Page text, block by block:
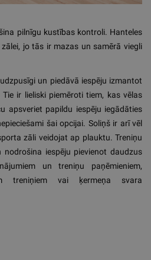
pilnīgu kustības kontroli. Hanteles
jo tās ir mazas un samērā viegli
un piedāvā iespēju izmantot
ir lieliski piemēroti tiem, kas vēlas
apsveriet papildu iespēju iegādāties
šai opcijai. Soliņš ir arī vēl
zāli veidojat ap plauktu. Treniņu
iespēju pievienot daudzus
un treniņu paņēmieniem,
treniņiem vai ķermeņa svara